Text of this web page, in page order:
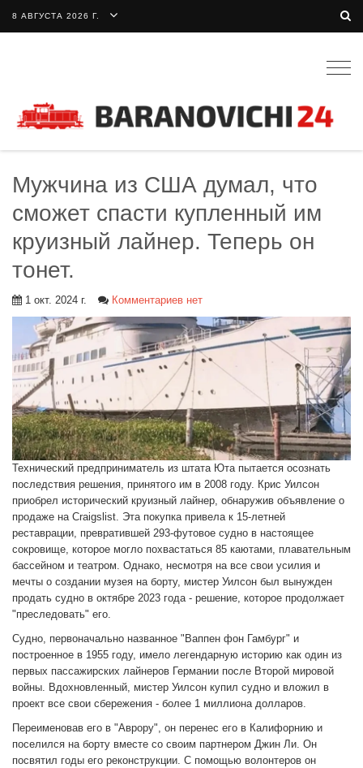
8 АВГУСТА 2026 Г.
Мужчина из США думал, что
сможет спасти купленный им
круизный лайнер. Теперь он
тонет.
1 окт. 2024 г. Комментариев нет
Технический предприниматель из штата Юта пытается осознать
последствия решения, принятого им в 2008 году. Крис Уилсон
приобрел исторический круизный лайнер, обнаружив объявление о
продаже на Craigslist. Эта покупка привела к 15-летней
реставрации, превратившей 293-футовое судно в настоящее
сокровище, которое могло похвастаться 85 каютами, плавательным
бассейном и театром. Однако, несмотря на все свои усилия и
мечты о создании музея на борту, мистер Уилсон был вынужден
продать судно в октябре 2023 года - решение, которое продолжает
"преследовать" его.
Судно, первоначально названное "Ваппен фон Гамбург" и
построенное в 1955 году, имело легендарную историю как один из
первых пассажирских лайнеров Германии после Второй мировой
войны. Вдохновленный, мистер Уилсон купил судно и вложил в
проект все свои сбережения - более 1 миллиона долларов.
Переименовав его в "Аврору", он перенес его в Калифорнию и
поселился на борту вместе со своим партнером Джин Ли. Он
посвятил годы его реконструкции. С помощью волонтеров он